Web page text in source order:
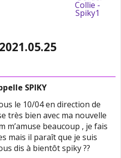
SPIKY
le 10/04 en direction de
très bien avec ma nouvelle
m’amuse beaucoup , je fais
mais il paraît que je suis
dis à bientôt spiky ??